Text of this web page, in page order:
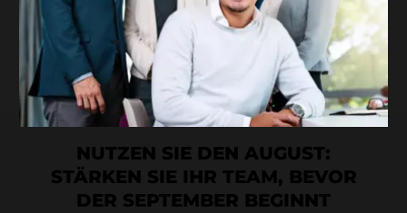
NUTZEN SIE DEN AUGUST:
STÄRKEN SIE IHR TEAM, BEVOR
DER SEPTEMBER BEGINNT